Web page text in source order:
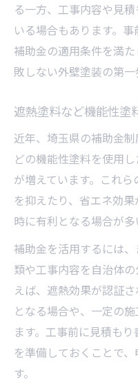
る一方、工事内容や見
いる場合もあります。事
補助金の適用条件を満
敗しない外壁塗装の第一
遮熱塗料など機能性塗
近年、埼玉県の補助金
どの機能性塗料を使用
が増えています。これ
を抑えたり、省エネ効
時に有利となる場合が多
補助金を活用するには
類や工事内容を自治体
えば、遮熱効果が認証
となる場合や、一定の
ます。工事前に見積も
を準備しておくことで
す。